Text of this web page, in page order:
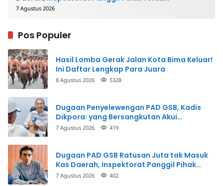
7 Agustus 2026
Pos Populer
Hasil Lomba Gerak Jalan Kota Bima Keluar!
Ini Daftar Lengkap Para Juara
8 Agustus 2026 5328
Dugaan Penyelewengan PAD GSB, Kadis
Dikpora: yang Bersangkutan Akui
Perbuatannya dan Siap Mengembalikan
7 Agustus 2026 419
Dugaan PAD GSB Ratusan Juta tak Masuk
Kas Daerah, Inspektorat Panggil Pihak
Terkait
7 Agustus 2026 402